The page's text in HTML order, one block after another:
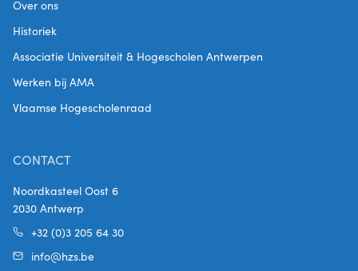
Over ons
Historiek
Associatie Universiteit & Hogescholen Antwerpen
Werken bij AMA
Vlaamse Hogescholenraad
CONTACT
Noordkasteel Oost 6
2030 Antwerp
+32 (0)3 205 64 30
info@hzs.be